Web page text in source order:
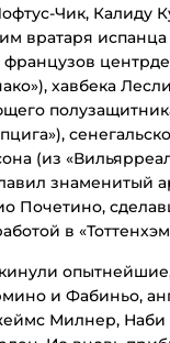
Чик, Калиду
вратаря
французов
хавбека
(из
знаменитый
Почетино,
в
и Фабиньо,
Милнер, Наби